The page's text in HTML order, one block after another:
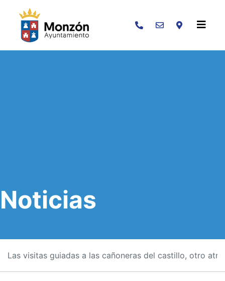
Buscar
Noticias
Las visitas guiadas a las cañoneras del castillo, otro